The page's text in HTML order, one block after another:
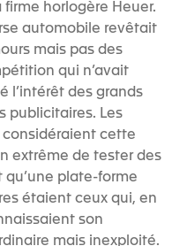
horlogère Heuer.
automobile revêtait
mais pas des
qui n’avait
l’intérêt des grands
publicitaires. Les
cette
extrême de tester des
plate-forme
étaient ceux qui, en
son
mais inexploité.